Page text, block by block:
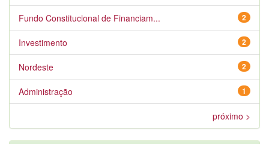
2
Fundo Constitucional de Financiam...
2
Investimento
2
Nordeste
1
Administração
próximo >